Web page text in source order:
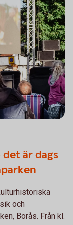
det är dags
och
Borås. Från kl.